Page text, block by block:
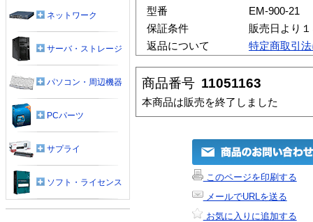
型番
EM-900-21
保証条件
販売日より
返品について
特定商取引
商品番号 11051163
本商品は販売を終了しました
このページを印刷する
メールでURLを送る
お気に入りに追加する
ネットワーク
サーバ・ストレージ
パソコン・周辺機器
PCパーツ
サプライ
ソフト・ライセンス